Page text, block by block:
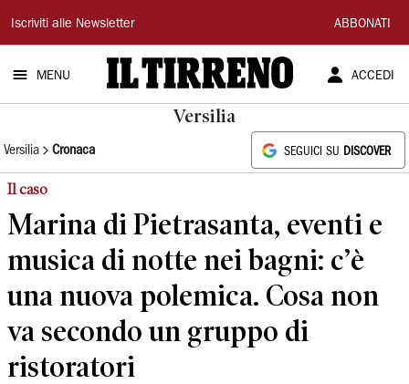
Il
Tirreno
Iscriviti alle Newsletter ABBONATI
MENU ACCEDI
Versilia
Versilia Cronaca SEGUICI SU DISCOVER
Il caso
Marina di Pietrasanta, eventi e
musica di notte nei bagni: c’è
una nuova polemica. Cosa non
va secondo un gruppo di
ristoratori